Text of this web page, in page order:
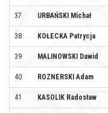
37 URBAŃSKI Michał
38 KOŁECKA Patrycja
39 MALINOWSKI Dawid
40 ROZNERSKI Adam
41 KASOLIK Radosław